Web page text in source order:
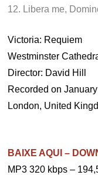
12. Libera me,
Victoria: Requiem
Westminster
Director: David Hill
Recorded on
London, United
BAIXE AQUI –
MP3 320 kbps –